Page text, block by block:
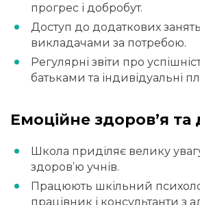
прогрес і добробут.
Доступ до додаткових занять
викладачами за потребою.
Регулярні звіти про
батьками та індивідуальні
Емоційне здоров’я та
Школа приділяє велику
здоров’ю учнів.
Працюють шкільний
працівник і консультанти з